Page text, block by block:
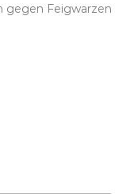
gegen Feigwarzen